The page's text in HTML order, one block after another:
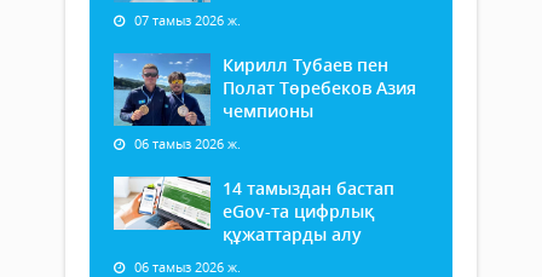
07 тамыз 2026 ж.
Кирилл Тубаев пен
Полат Төребеков Азия
чемпионы
06 тамыз 2026 ж.
14 тамыздан бастап
еGov-та цифрлық
құжаттарды алу
06 тамыз 2026 ж.